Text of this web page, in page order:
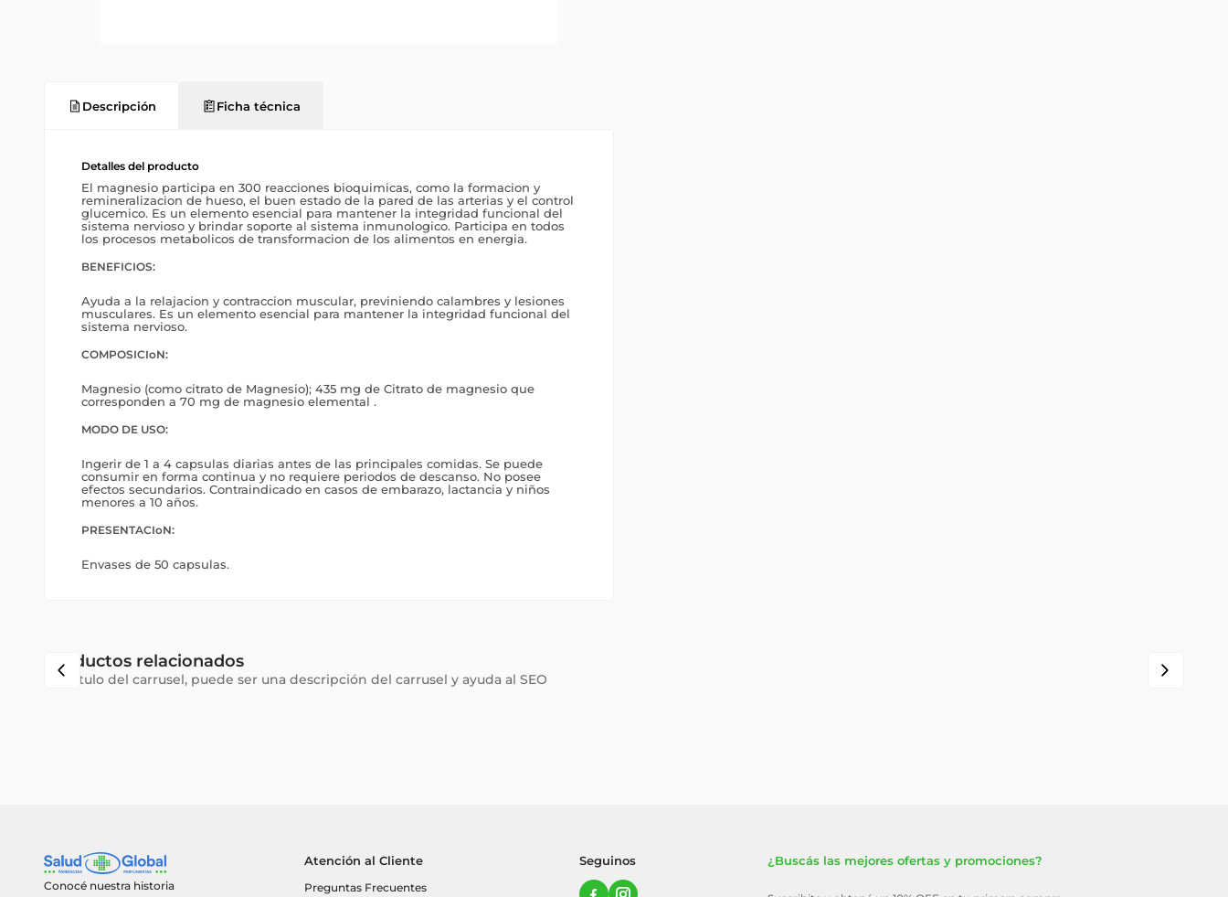
Descripción Ficha técnica
Detalles del producto
El magnesio participa en 300 reacciones bioquimicas, como la formacion y
remineralizacion de hueso, el buen estado de la pared de las arterias y el control
glucemico. Es un elemento esencial para mantener la integridad funcional del
sistema nervioso y brindar soporte al sistema inmunologico. Participa en todos
los procesos metabolicos de transformacion de los alimentos en energia.
BENEFICIOS:
Ayuda a la relajacion y contraccion muscular, previniendo calambres y lesiones
musculares. Es un elemento esencial para mantener la integridad funcional del
sistema nervioso.
COMPOSICIoN:
Magnesio (como citrato de Magnesio); 435 mg de Citrato de magnesio que
corresponden a 70 mg de magnesio elemental .
MODO DE USO:
Ingerir de 1 a 4 capsulas diarias antes de las principales comidas. Se puede
consumir en forma continua y no requiere periodos de descanso. No posee
efectos secundarios. Contraindicado en casos de embarazo, lactancia y niños
menores a 10 años.
PRESENTACIoN:
Envases de 50 capsulas.
Productos relacionados
Subtítulo del carrusel, puede ser una descripción del carrusel y ayuda al SEO
Conocé nuestra historia
Atención al Cliente
Preguntas Frecuentes
Seguinos ¿Buscás las mejores ofertas y promociones?